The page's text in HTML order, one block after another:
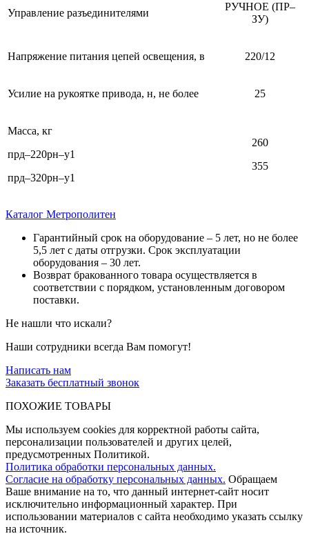
Управление разъединителями
РУЧНОЕ (ПР–
ЗУ)
Напряжение питания цепей освещения, в 220/12
Усилие на рукоятке привода, н, не более 25
Масса, кг
прд–220рн–у1
прд–320рн–у1
260
355
Каталог Метрополитен
Гарантийный срок на оборудование – 5 лет, но не более
5,5 лет с даты отгрузки. Срок эксплуатации
оборудования – 30 лет.
Возврат бракованного товара осуществляется в
соответствии с порядком, установленным договором
поставки.
Не нашли что искали?
Наши сотрудники всегда Вам помогут!
Написать нам
Заказать бесплатный звонок
ПОХОЖИЕ ТОВАРЫ
Мы используем cookies для корректной работы сайта,
персонализации пользователей и других целей,
предусмотренных Политикой.
Политика обработки персональных данных.
Согласие на обработку персональных данных. Обращаем
Ваше внимание на то, что данный интернет-сайт носит
исключительно информационный характер. При
использовании материалов c сайта необходимо указать ссылку
на источник.